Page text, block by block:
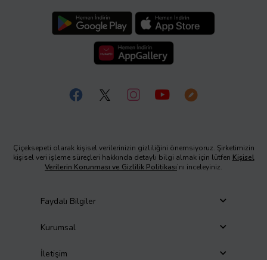
Çiçeksepeti olarak kişisel verilerinizin gizliliğini önemsiyoruz. Şirketimizin
kişisel veri işleme süreçleri hakkında detaylı bilgi almak için lütfen Kişisel
Verilerin Korunması ve Gizlilik Politikası’nı inceleyiniz.
Faydalı Bilgiler
Kurumsal
İletişim